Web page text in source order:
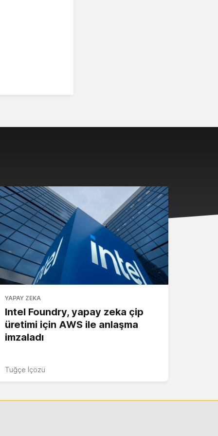
YAPAY ZEKA
Intel Foundry, yapay zeka çip
üretimi için AWS ile anlaşma
imzaladı
Tuğçe İçözü